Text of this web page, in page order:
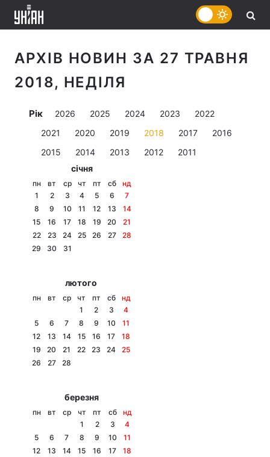
АРХІВ НОВИН ЗА 27 ТРАВНЯ
2018, НЕДІЛЯ
Рік 2026 2025 2024 2023
2022
2021
2020 2019 2018 2017
2016
2015
2014 2013 2012
2011
січня
пн вт ср чт пт сб
нд
1
2 3 4 5 6
7
8
9 10 11 12 13
14
15
16 17 18 19 20
21
22
23 24 25 26 27
28
29
30 31
лютого
пн вт ср чт пт сб
нд
1
2 3
4
5
6 7 8 9 10
11
12
13 14 15 16 17
18
19
20 21 22 23 24
25
26
27 28
березня
пн вт ср чт пт сб
нд
1
2 3
4
5
6 7 8 9 10
11
12
13 14 15 16 17
18